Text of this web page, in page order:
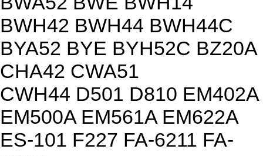
BWH42 BWH44 BWH44C
BYA52 BYE BYH52C BZ20A
CHA42 CWA51
CWH44 D501 D810 EM402A
EM500A EM561A EM622A
ES-101 F227 FA-6211 FA-